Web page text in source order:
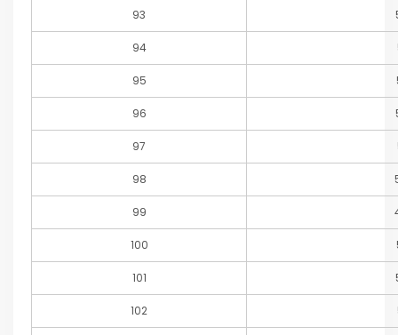
93
94
95
96
97
98
99
100
101
102